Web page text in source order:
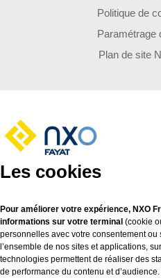
Politique de
Paramétrage
Plan de site
Les cookies
Pour améliorer votre expérience, NXO
informations sur votre terminal (cookie
personnelles avec votre consentement
l’ensemble de nos sites et applications,
technologies permettent de réaliser des
de performance du contenu et d’audience.